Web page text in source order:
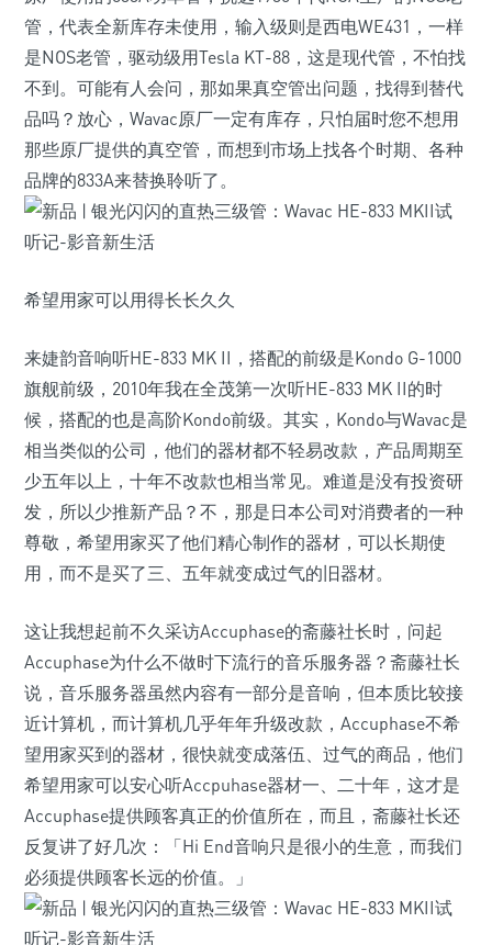
管，代表全新库存未使用，输入级则是西电WE431，一样
是NOS老管，驱动级用Tesla KT-88，这是现代管，不怕找
不到。可能有人会问，那如果真空管出问题，找得到替代
品吗？放心，Wavac原厂一定有库存，只怕届时您不想用
那些原厂提供的真空管，而想到市场上找各个时期、各种
品牌的833A来替换聆听了。
希望用家可以用得长长久久
来婕韵音响听HE-833 MK II，搭配的前级是Kondo G-1000
旗舰前级，2010年我在全茂第一次听HE-833 MK II的时
候，搭配的也是高阶Kondo前级。其实，Kondo与Wavac是
相当类似的公司，他们的器材都不轻易改款，产品周期至
少五年以上，十年不改款也相当常见。难道是没有投资研
发，所以少推新产品？不，那是日本公司对消费者的一种
尊敬，希望用家买了他们精心制作的器材，可以长期使
用，而不是买了三、五年就变成过气的旧器材。
这让我想起前不久采访Accuphase的斋藤社长时，问起
Accuphase为什么不做时下流行的音乐服务器？斋藤社长
说，音乐服务器虽然内容有一部分是音响，但本质比较接
近计算机，而计算机几乎年年升级改款，Accuphase不希
望用家买到的器材，很快就变成落伍、过气的商品，他们
希望用家可以安心听Accpuhase器材一、二十年，这才是
Accuphase提供顾客真正的价值所在，而且，斋藤社长还
反复讲了好几次：「Hi End音响只是很小的生意，而我们
必须提供顾客长远的价值。」